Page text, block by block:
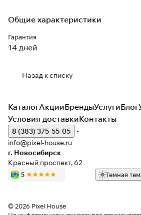
Общие характеристики
Гарантия
14 дней
Назад к списку
КаталогАкцииБрендыУслугиБлог
Условия доставкиКонтакты
8 (383) 375-55-05
info@pixel-house.ru
г. Новосибирск
Красный проспект, 62
Темная
© 2026 Pixel House